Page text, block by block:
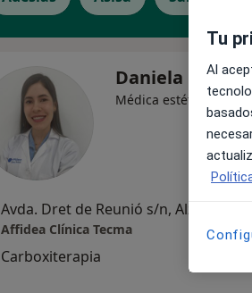
Daniela
Médica estética·Ver
Avda. Dret de Reunió s/n, Alzira
Affidea Clínica Tecma
Carboxiterapia
Tu
Al